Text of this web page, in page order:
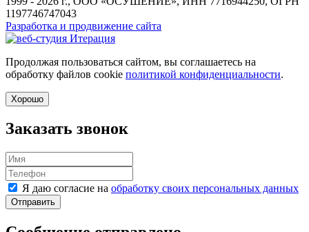
1197746747043
Разработка и продвижение сайта
Продолжая пользоваться сайтом, вы соглашаетесь на
обработку файлов cookie политикой конфиденциальности.
Хорошо
Заказать звонок
Я даю согласие на обработку своих персональных данных
Отправить